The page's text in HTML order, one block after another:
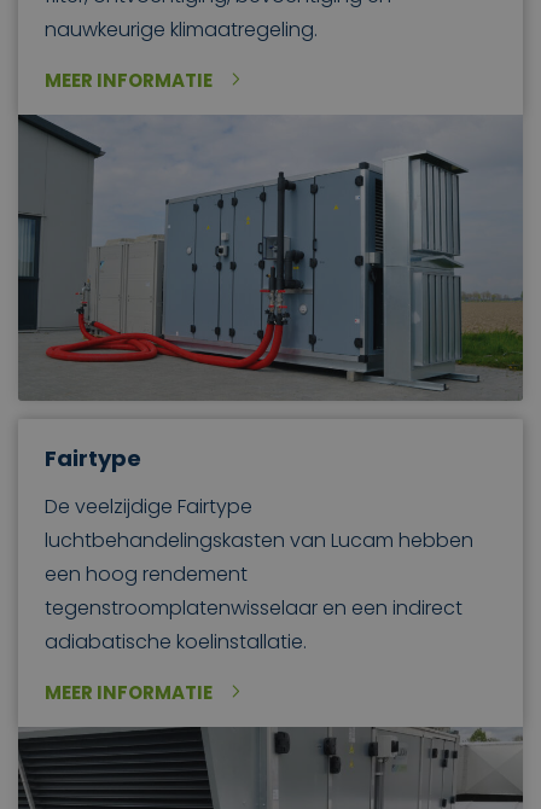
nauwkeurige klimaatregeling.
MEER INFORMATIE
Fairtype
De veelzijdige Fairtype
luchtbehandelingskasten van Lucam hebben
een hoog rendement
tegenstroomplatenwisselaar en een indirect
adiabatische koelinstallatie.
MEER INFORMATIE